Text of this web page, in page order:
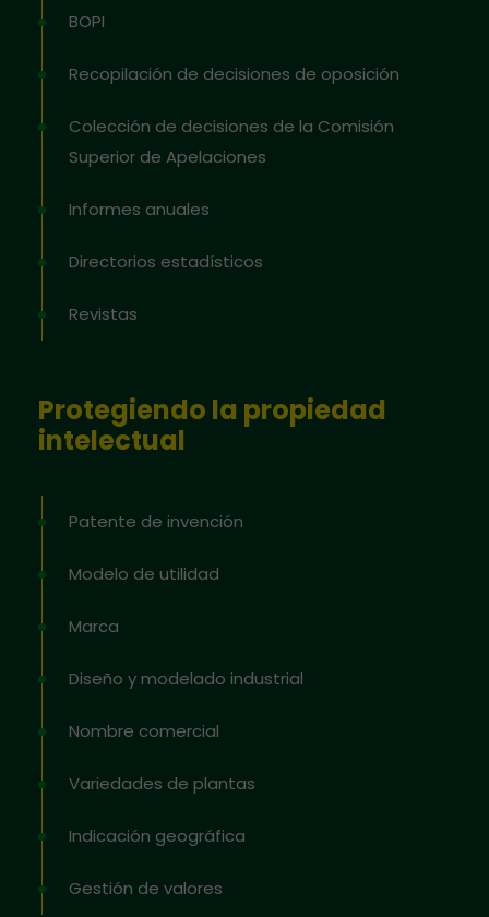
BOPI
Recopilación de decisiones de oposición
Colección de decisiones de la Comisión
Superior de Apelaciones
Informes anuales
Directorios estadísticos
Revistas
Protegiendo la propiedad
intelectual
Patente de invención
Modelo de utilidad
Marca
Diseño y modelado industrial
Nombre comercial
Variedades de plantas
Indicación geográfica
Gestión de valores